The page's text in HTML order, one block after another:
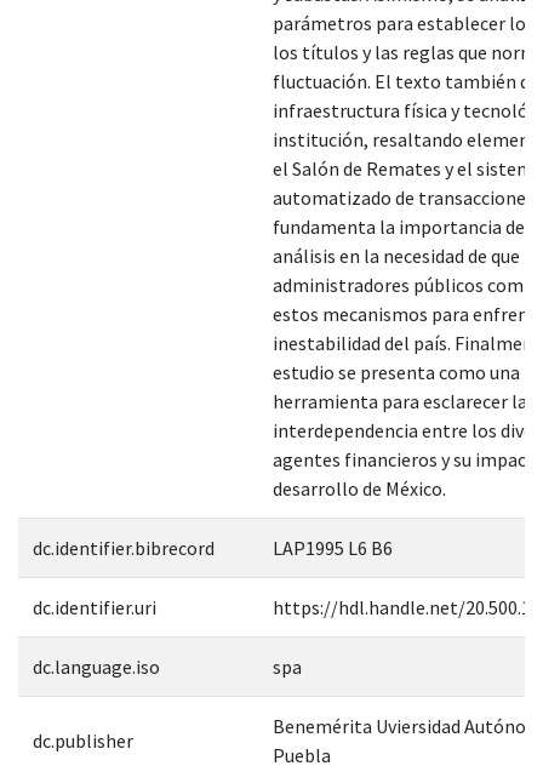
parámetros para establecer los
los títulos y las reglas que
fluctuación. El texto también
infraestructura física y
institución, resaltando
el Salón de Remates y el sistema
automatizado de
fundamenta la importancia de
análisis en la necesidad de que
administradores públicos
estos mecanismos para
inestabilidad del país.
estudio se presenta como una
herramienta para esclarecer la
interdependencia entre los
agentes financieros y su
desarrollo de México.
dc.identifier.bibrecord LAP1995 L6 B6
dc.identifier.uri https://hdl.handle.net/
dc.language.iso spa
dc.publisher
Benemérita Uviersidad
Puebla